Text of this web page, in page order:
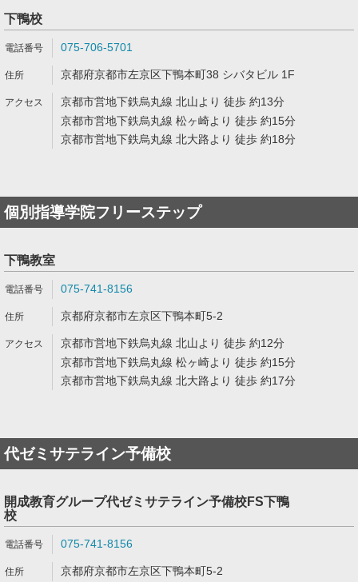
下鴨校
075-706-5701
京都府京都市左京区下鴨本町38 シバタビル 1F
京都市営地下鉄烏丸線 北山より 徒歩 約13分
京都市営地下鉄烏丸線 松ヶ崎より 徒歩 約15分
京都市営地下鉄烏丸線 北大路より 徒歩 約18分
個別指導学院フリーステップ
下鴨教室
075-741-8156
京都府京都市左京区下鴨本町5-2
京都市営地下鉄烏丸線 北山より 徒歩 約12分
京都市営地下鉄烏丸線 松ヶ崎より 徒歩 約15分
京都市営地下鉄烏丸線 北大路より 徒歩 約17分
代ゼミサテライン予備校
開成教育グループ代ゼミサテライン予備校FS下鴨
校
075-741-8156
京都府京都市左京区下鴨本町5-2